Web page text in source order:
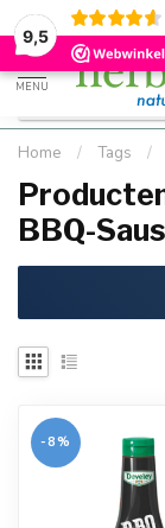
9,5
Kostenloser
Schnell geliefert
MENU
Home / Tags /
BBQ-Saus
-8%